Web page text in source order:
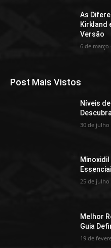
As
Kirkland
Versão
6 de março
Post Mais Vistos
Níveis
30 de julho
25 de julho
Melhor
Guia
19 de